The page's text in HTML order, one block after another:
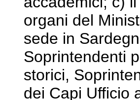
organi del
sede in
Soprintendenti
storici,
dei Capi Ufficio